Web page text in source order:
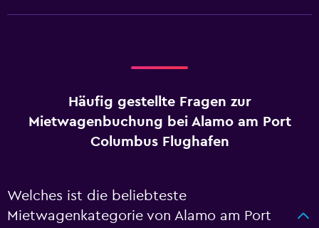
Häufig gestellte Fragen zur
Mietwagenbuchung bei Alamo am Port
Columbus Flughafen
Welches ist die beliebteste
Mietwagenkategorie von Alamo am Port